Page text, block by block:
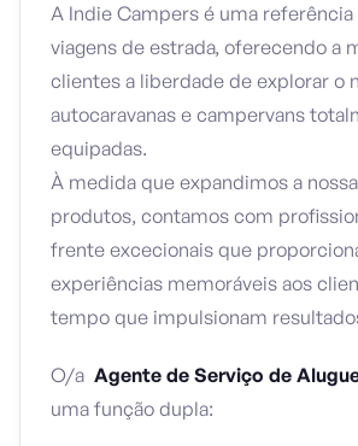
A Indie Campers é uma
viagens de estrada, oferecendo a
clientes a liberdade de explorar o
autocaravanas e campervans
equipadas.
À medida que expandimos a
produtos, contamos com
frente excecionais que
experiências memoráveis aos
tempo que impulsionam
O/a Agente de Serviço de
uma função dupla: